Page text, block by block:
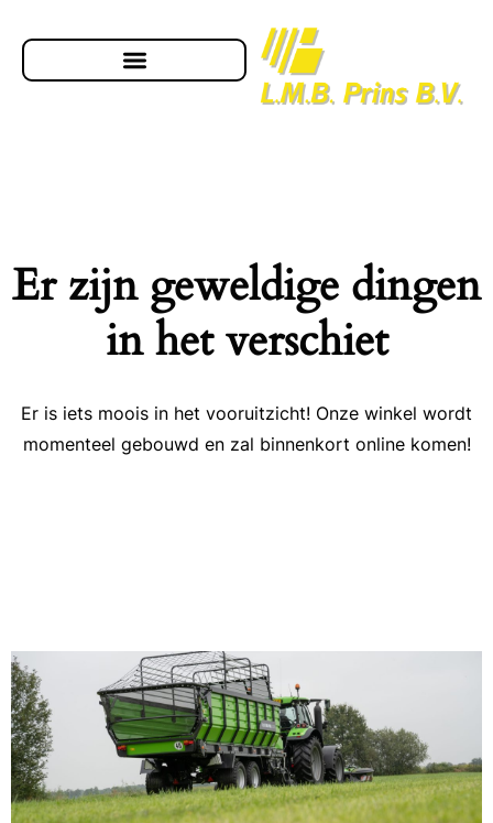
Er zijn geweldige dingen
in het verschiet
Er is iets moois in het vooruitzicht! Onze winkel wordt
momenteel gebouwd en zal binnenkort online komen!